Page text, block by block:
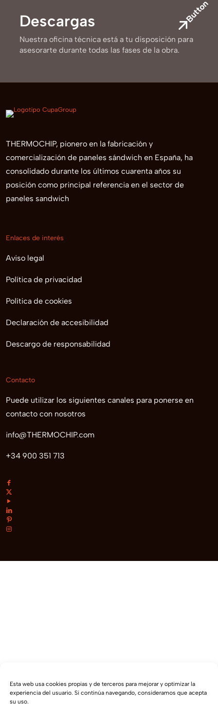
Esta web usa cookies propias y de terceros para mejorar y optimizar la
experiencia del usuario. Si continúa navegando, consideramos que acepta
su uso.
Button
Descargas
Nuestra oficina técnica está a tu disposición para
asesorarte durante todas las fases de la obra.
THERMOCHIP, pionero en la fabricación y
comercialización de paneles sándwich en España, ha
consolidado durante los últimos cuarenta años su
posición como principal referencia en el sector de
paneles sandwich
Enlaces de interés
Aviso legal
Política de privacidad
Política de cookies
Declaración de accesibilidad
Descargo de responsabilidad
Contacto
Puede utilizar los siguientes canales para ponerse en
contacto con nosotros
info@THERMOCHIP.com
+34 900 351 713